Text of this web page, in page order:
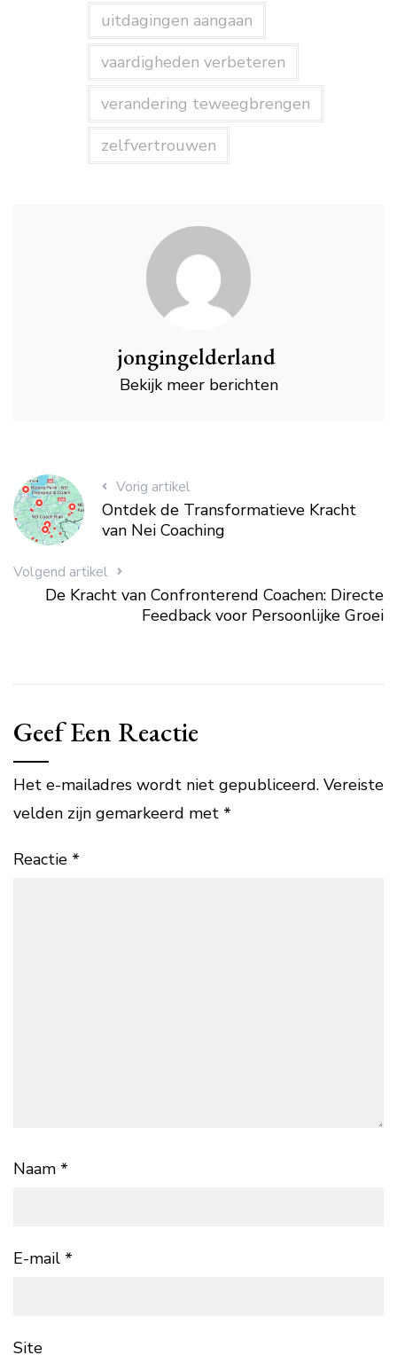
uitdagingen aangaan
vaardigheden verbeteren
verandering teweegbrengen
zelfvertrouwen
jongingelderland
Bekijk meer berichten
Vorig artikel
Ontdek de Transformatieve Kracht
van Nei Coaching
Volgend artikel
De Kracht van Confronterend Coachen: Directe
Feedback voor Persoonlijke Groei
Geef Een Reactie
Het e-mailadres wordt niet gepubliceerd. Vereiste
velden zijn gemarkeerd met *
Reactie *
Naam *
E-mail *
Site